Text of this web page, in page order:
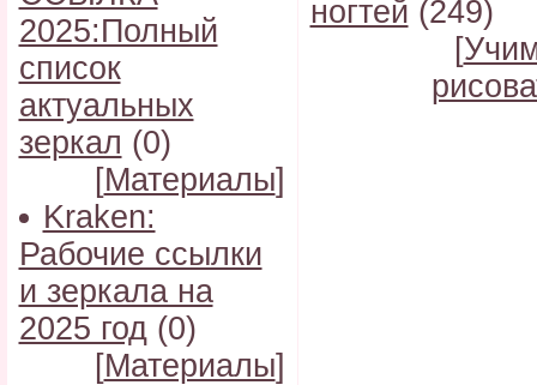
2025:Полный
список
актуальных
зеркал (0)
[Материалы]
Kraken:
Рабочие ссылки
и зеркала на
2025 год (0)
[Материалы]
ногтей (249)
[